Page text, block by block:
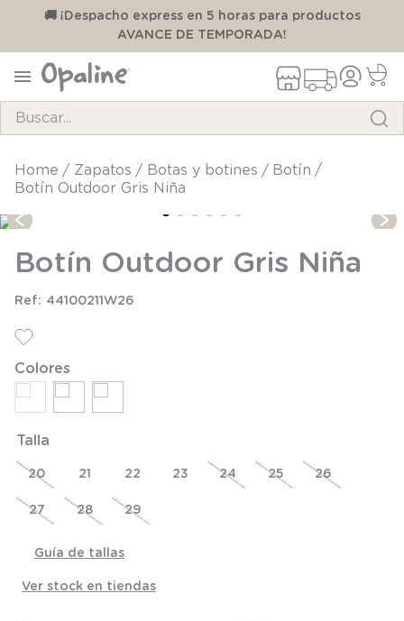
🚚 ¡Despacho express en 5 horas para productos
AVANCE DE TEMPORADA!
zapatos botas y botines
botín
Botín Outdoor Gris Niña
Botín Outdoor Gris Niña
44100211W26
Colores
Talla
20 21 22 23 24 25 26
27 28 29
Guía de tallas
Ver stock en tiendas
TÉRMINOS MÁS BUSCADOS
3.
zapatillas
4.
body
niña
10. zapatillas niño